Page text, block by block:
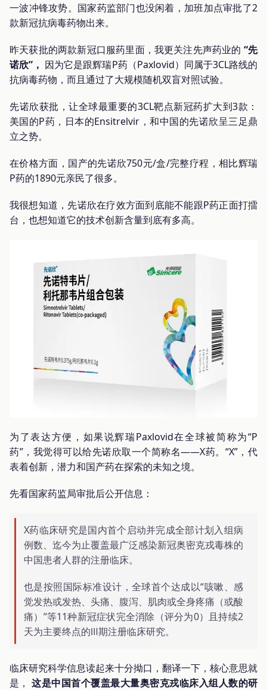
一波冲锋攻势。国家药监部门也没闲着，加班加点审批了2
款新冠抗病毒药物出来。
昨天获批的两款新冠口服药里面，我更关注先声药业的 “先
诺欣”， 因为它是跟辉瑞P药（Paxlovid）同属于3CL路线的
抗病毒药物，而且通过了大规模随机双盲对照试验。
先诺欣获批，让全球最重要的3CL靶点新冠药扩大到3款：
美国的P药，日本的Ensitrelvir，和中国的先诺欣呈三足鼎
立之势。
在价格方面，国产的先诺欣750元/盒/完整疗程，相比辉瑞
P药的1890元亲民了很多。
我很想知道，先诺欣在疗效方面到底能不能跟P药正面打擂
台，也想知道它的技术创新含量到底有多高。
为了表达方便，如果说辉瑞Paxlovid在全球被简称为“P
药”，我觉得可以给先诺欣取一个简称名——X药。“X”，代
表着创新，潜力和国产药在探索的未知之境。
先看国家药监局审批后公开信息：
X药临床研究是国内首个启动并完成全部计划入组病
例数、迄今为止覆盖最广泛感染新冠奥密克戎毒株的
中国患者人群的注册临床。
也是按照国际标准设计，全球首个达成以“咳嗽、感
觉发热或发热、头痛、腹泻、肌肉或全身疼痛（或酸
痛）”等11种新冠症状完全消除（评分为0）且持续2
天为主要终点的Ⅲ期注册临床研究。
临床研究科学信息读起来十分拗口，翻译一下，核心意思就
是，这是中国首个覆盖最大量奥密克戎临床入组人数的研